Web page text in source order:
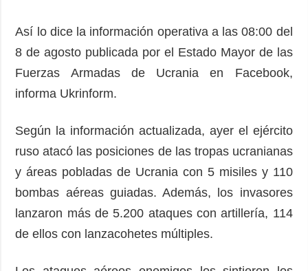
Desastres y
emergencias
Podcasts
Publicaciones
Entrevistas
Fotos
Video
Releases
Suscripción
Banco de
imágenes
Así lo dice la información operativa a las 08:00 del
8 de agosto publicada por el Estado Mayor de las
Fuerzas Armadas de Ucrania en Facebook,
informa Ukrinform.
Según la información actualizada, ayer el ejército
ruso atacó las posiciones de las tropas ucranianas
y áreas pobladas de Ucrania con 5 misiles y 110
bombas aéreas guiadas. Además, los invasores
lanzaron más de 5.200 ataques con artillería, 114
de ellos con lanzacohetes múltiples.